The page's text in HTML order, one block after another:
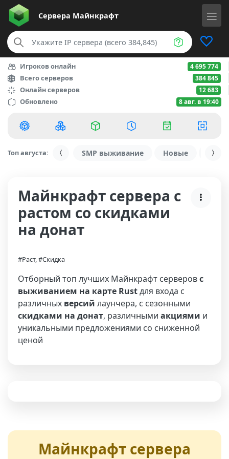
Сервера Майнкрафт
Игроков онлайн 4 695 774
Всего серверов 384 845
Онлайн серверов 12 683
Обновлено 8 авг. в 19:40
Топ августа: SMP выживание Новые С
Майнкрафт сервера с
растом со скидками
на донат
#Раст, #Скидка
Отборный топ лучших Майнкрафт серверовс
выживанием на карте Rustдля входа с
различных версий лаунчера, с сезонными
скидками на донат, различными акциями и
уникальными предложениями со сниженной
ценой
Майнкрафт сервера